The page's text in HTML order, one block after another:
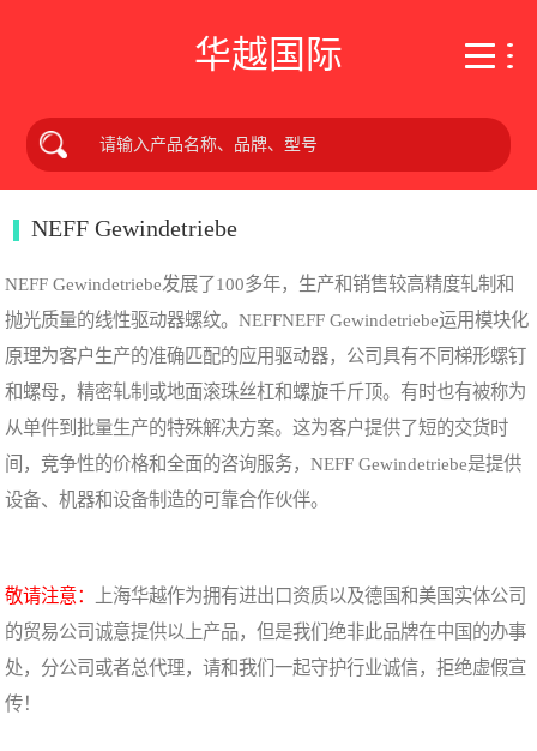
华越国际
NEFF Gewindetriebe
NEFF Gewindetriebe发展了100多年，生产和销售较高精度轧制和
抛光质量的线性驱动器螺纹。NEFFNEFF Gewindetriebe运用模块化
原理为客户生产的准确匹配的应用驱动器，公司具有不同梯形螺钉
和螺母，精密轧制或地面滚珠丝杠和螺旋千斤顶。有时也有被称为
从单件到批量生产的特殊解决方案。这为客户提供了短的交货时
间，竞争性的价格和全面的咨询服务，NEFF Gewindetriebe是提供
设备、机器和设备制造的可靠合作伙伴。
敬请注意：
上海华越作为拥有进出口资质以及德国和美国实体公司
的贸易公司诚意提供以上产品，但是我们绝非此品牌在中国的办事
处，分公司或者总代理，请和我们一起守护行业诚信，拒绝虚假宣
传！